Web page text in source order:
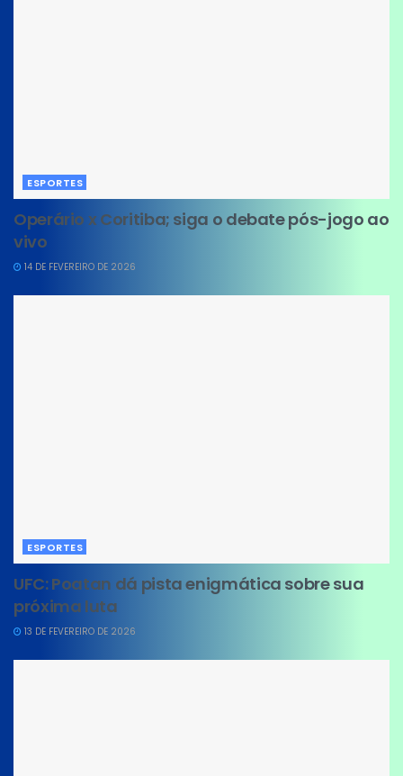
ESPORTES
Operário x Coritiba; siga o debate pós-jogo ao
vivo
14 DE FEVEREIRO DE 2026
ESPORTES
UFC: Poatan dá pista enigmática sobre sua
próxima luta
13 DE FEVEREIRO DE 2026